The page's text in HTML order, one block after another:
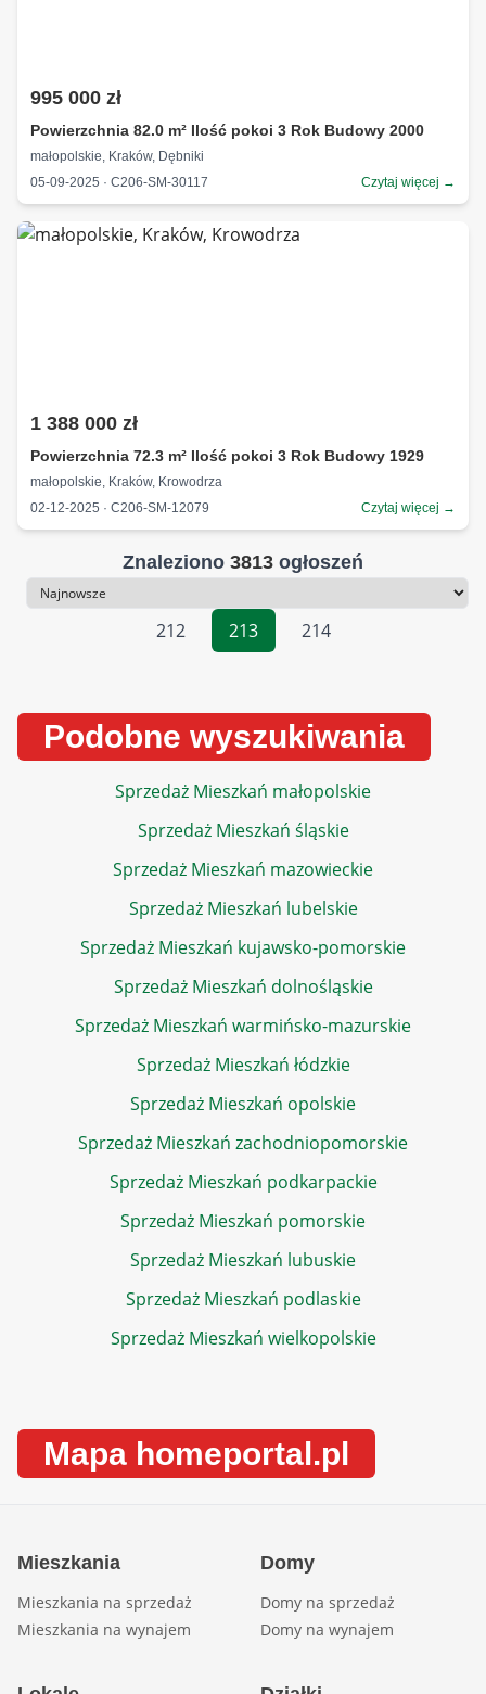
995 000 zł
Powierzchnia 82.0 m² Ilość pokoi 3 Rok Budowy 2000
małopolskie, Kraków, Dębniki
05-09-2025 · C206-SM-30117
Czytaj więcej →
1 388 000 zł
Powierzchnia 72.3 m² Ilość pokoi 3 Rok Budowy 1929
małopolskie, Kraków, Krowodrza
02-12-2025 · C206-SM-12079
Czytaj więcej →
Znaleziono 3813 ogłoszeń
Sortowanie
212
213 214
Podobne wyszukiwania
Sprzedaż Mieszkań małopolskie
Sprzedaż Mieszkań śląskie
Sprzedaż Mieszkań mazowieckie
Sprzedaż Mieszkań lubelskie
Sprzedaż Mieszkań kujawsko-pomorskie
Sprzedaż Mieszkań dolnośląskie
Sprzedaż Mieszkań warmińsko-mazurskie
Sprzedaż Mieszkań łódzkie
Sprzedaż Mieszkań opolskie
Sprzedaż Mieszkań zachodniopomorskie
Sprzedaż Mieszkań podkarpackie
Sprzedaż Mieszkań pomorskie
Sprzedaż Mieszkań lubuskie
Sprzedaż Mieszkań podlaskie
Sprzedaż Mieszkań wielkopolskie
Mapa homeportal.pl
Mieszkania
Mieszkania na sprzedaż
Mieszkania na wynajem
Domy
Domy na sprzedaż
Domy na wynajem